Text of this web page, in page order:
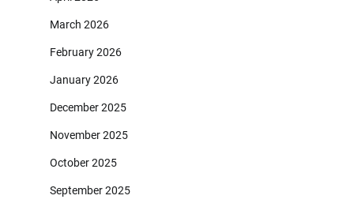
March 2026
February 2026
January 2026
December 2025
November 2025
October 2025
September 2025